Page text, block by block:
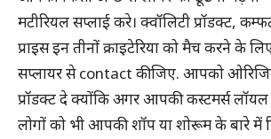
मटीरियल सप्लाई करे। क्वॉलिटी प्रॉडक्ट,
प्राइस इन तीनों क्राइटेरिया को मैच करने के
सप्लायर से contact कीजिए. आपको
प्रॉडक्ट दे क्योंकि अगर आपकी कस्टमर्स लॉयल
लोगों को भी आपकी शॉप या शोरूम के बारे